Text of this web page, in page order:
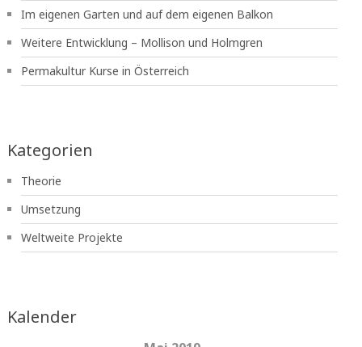
Im eigenen Garten und auf dem eigenen Balkon
Weitere Entwicklung – Mollison und Holmgren
Permakultur Kurse in Österreich
Kategorien
Theorie
Umsetzung
Weltweite Projekte
Kalender